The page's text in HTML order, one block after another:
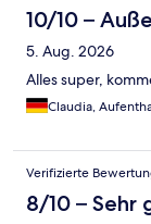
10/10 –
5. Aug. 2026
Alles super,
Claudia,
Verifizierte
8/10 – Sehr